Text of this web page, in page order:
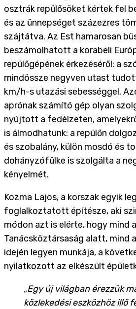
osztrák repülősöket kértek fel
és az ünnepséget százezres
szájtátva. Az Est hamarosan
beszámolhatott a korabeli
repülőgépének érkezéséről: a
mindössze negyven utast
km/h-s utazási sebességgel.
aprónak számító gép olyan
nyújtott a fedélzeten,
is álmodhatunk: a repülőn
és szobalány, külön mosdó és
dohányzófülke is szolgálta a
kényelmét.
Kozma Lajos, a korszak egyik
foglalkoztatott építésze, aki
módon azt is elérte, hogy mind a
Tanácsköztársaság alatt, mind
idején legyen munkája, a
nyilatkozott az elkészült
„Egy új világban érezzük
közlekedési eszközhöz illő